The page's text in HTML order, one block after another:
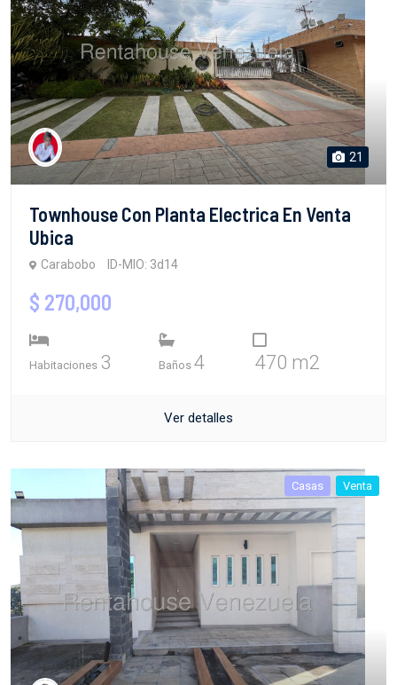
21
Townhouse Con Planta Electrica En Venta
Ubica
Carabobo ID-MIO: 3d14
$ 270,000
Habitaciones 3 Baños 4 470 m2
Ver detalles
Casas Venta